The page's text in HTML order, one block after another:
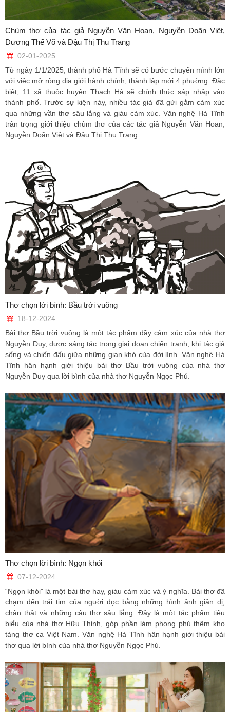
Chùm thơ của tác giả Nguyễn Văn Hoan, Nguyễn Doãn Việt,
Dương Thế Võ và Đậu Thị Thu Trang
02-01-2025
Từ ngày 1/1/2025, thành phố Hà Tĩnh sẽ có bước chuyển mình lớn
với việc mở rộng địa giới hành chính, thành lập mới 4 phường. Đặc
biệt, 11 xã thuộc huyện Thạch Hà sẽ chính thức sáp nhập vào
thành phố. Trước sự kiện này, nhiều tác giả đã gửi gắm cảm xúc
qua những vần thơ sâu lắng và giàu cảm xúc. Văn nghệ Hà Tĩnh
trân trọng giới thiệu chùm thơ của các tác giả Nguyễn Văn Hoan,
Nguyễn Doãn Việt và Đậu Thị Thu Trang.
Thơ chọn lời bình: Bầu trời vuông
18-12-2024
Bài thơ Bầu trời vuông là một tác phẩm đầy cảm xúc của nhà thơ
Nguyễn Duy, được sáng tác trong giai đoạn chiến tranh, khi tác giả
sống và chiến đấu giữa những gian khó của đời lính. Văn nghệ Hà
Tĩnh hân hạnh giới thiệu bài thơ Bầu trời vuông của nhà thơ
Nguyễn Duy qua lời bình của nhà thơ Nguyễn Ngọc Phú.
Thơ chọn lời bình: Ngọn khói
07-12-2024
“Ngọn khói" là một bài thơ hay, giàu cảm xúc và ý nghĩa. Bài thơ đã
chạm đến trái tim của người đọc bằng những hình ảnh giản dị,
chân thật và những câu thơ sâu lắng. Đây là một tác phẩm tiêu
biểu của nhà thơ Hữu Thỉnh, góp phần làm phong phú thêm kho
tàng thơ ca Việt Nam. Văn nghệ Hà Tĩnh hân hạnh giới thiệu bài
thơ qua lời bình của nhà thơ Nguyễn Ngọc Phú.